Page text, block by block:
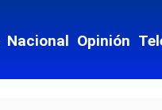
Nacional Opinión